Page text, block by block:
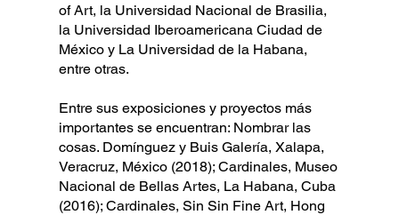
of Art, la Universidad Nacional de Brasilia,
la Universidad Iberoamericana Ciudad de
México y La Universidad de la Habana,
entre otras.
Entre sus exposiciones y proyectos más
importantes se encuentran: Nombrar las
cosas. Domínguez y Buis Galería, Xalapa,
Veracruz, México (2018); Cardinales, Museo
Nacional de Bellas Artes, La Habana, Cuba
(2016); Cardinales, Sin Sin Fine Art, Hong